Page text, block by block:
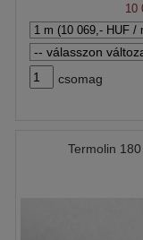
10
csomag
Termolin